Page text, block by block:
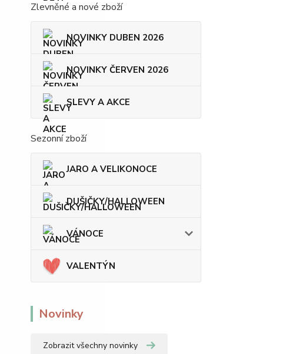
Zlevněné a nové zboží
NOVINKY DUBEN 2026
NOVINKY ČERVEN 2026
SLEVY A AKCE
Sezonní zboží
JARO A VELIKONOCE
DUŠIČKY/HALLOWEEN
VÁNOCE
VALENTÝN
Novinky
Zobrazit všechny novinky